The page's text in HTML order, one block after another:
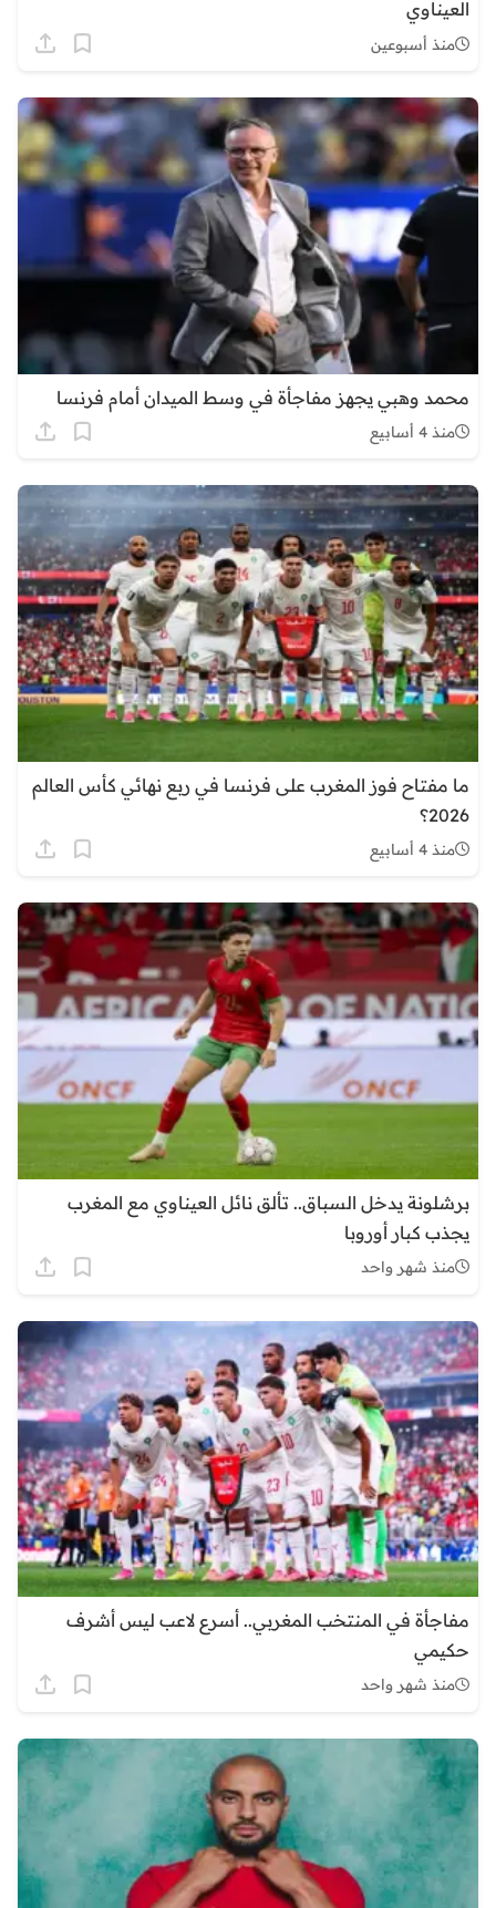
العيناوي
منذ أسبوعين
محمد وهبي يجهز مفاجأة في وسط الميدان أمام فرنسا
منذ 4 أسابيع
ما مفتاح فوز المغرب على فرنسا في ربع نهائي كأس العالم
2026؟
منذ 4 أسابيع
برشلونة يدخل السباق.. تألق نائل العيناوي مع المغرب
يجذب كبار أوروبا
منذ شهر واحد
مفاجأة في المنتخب المغربي.. أسرع لاعب ليس أشرف
حكيمي
منذ شهر واحد